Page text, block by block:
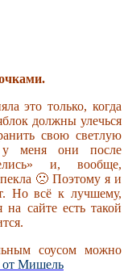
это только, когда
должны улечься
свою светлую
у меня они после
и, вообще,
🙁 Поэтому я и
Но всё к лучшему,
на сайте есть такой
соусом можно
от Мишель